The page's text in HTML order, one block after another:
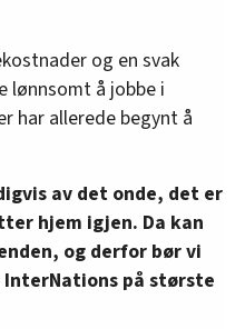
og en svak
lønnsomt å jobbe i
har allerede begynt å
av det onde, det er
hjem igjen. Da kan
og derfor bør vi
på største